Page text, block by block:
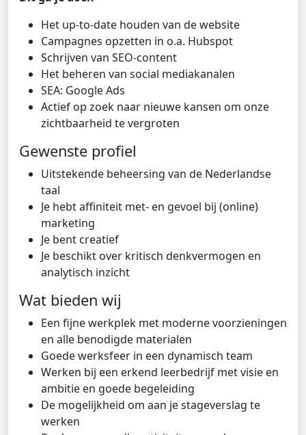
Het up-to-date houden van de website
Campagnes opzetten in o.a. Hubspot
Schrijven van SEO-content
Het beheren van social mediakanalen
SEA: Google Ads
Actief op zoek naar nieuwe kansen om onze
zichtbaarheid te vergroten
Gewenste profiel
Uitstekende beheersing van de Nederlandse
taal
Je hebt affiniteit met- en gevoel bij (online)
marketing
Je bent creatief
Je beschikt over kritisch denkvermogen en
analytisch inzicht
Wat bieden wij
Een fijne werkplek met moderne voorzieningen
en alle benodigde materialen
Goede werksfeer in een dynamisch team
Werken bij een erkend leerbedrijf met visie en
ambitie en goede begeleiding
De mogelijkheid om aan je stageverslag te
werken